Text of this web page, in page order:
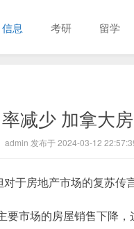
信息 考研 留学
减少 加拿大
admin 发布于 2024-03-12
于房地产市场的复苏传
市场的房屋销售下降，